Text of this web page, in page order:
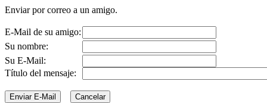
Enviar por correo a un amigo.
E-Mail de su amigo:
Su nombre:
Su E-Mail:
Título del mensaje: